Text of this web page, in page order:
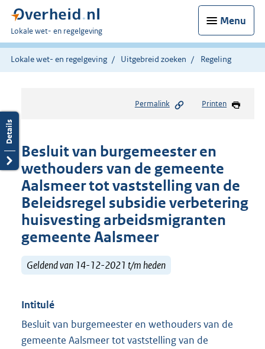
Menu
U
bent
hier:
Lokale wet- en regelgeving
Lokale wet- en regelgeving Uitgebreid zoeken Regeling
Permalink Printen
Besluit van burgemeester en
wethouders van de gemeente
Aalsmeer tot vaststelling van de
Beleidsregel subsidie verbetering
huisvesting arbeidsmigranten
gemeente Aalsmeer
Geldend van 14-12-2021 t/m heden
Intitulé
Besluit van burgemeester en wethouders van de
gemeente Aalsmeer tot vaststelling van de